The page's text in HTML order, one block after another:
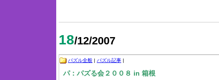
18/12/2007
パズル全般 パズル記事
パ：パズる会２００８ in 箱根